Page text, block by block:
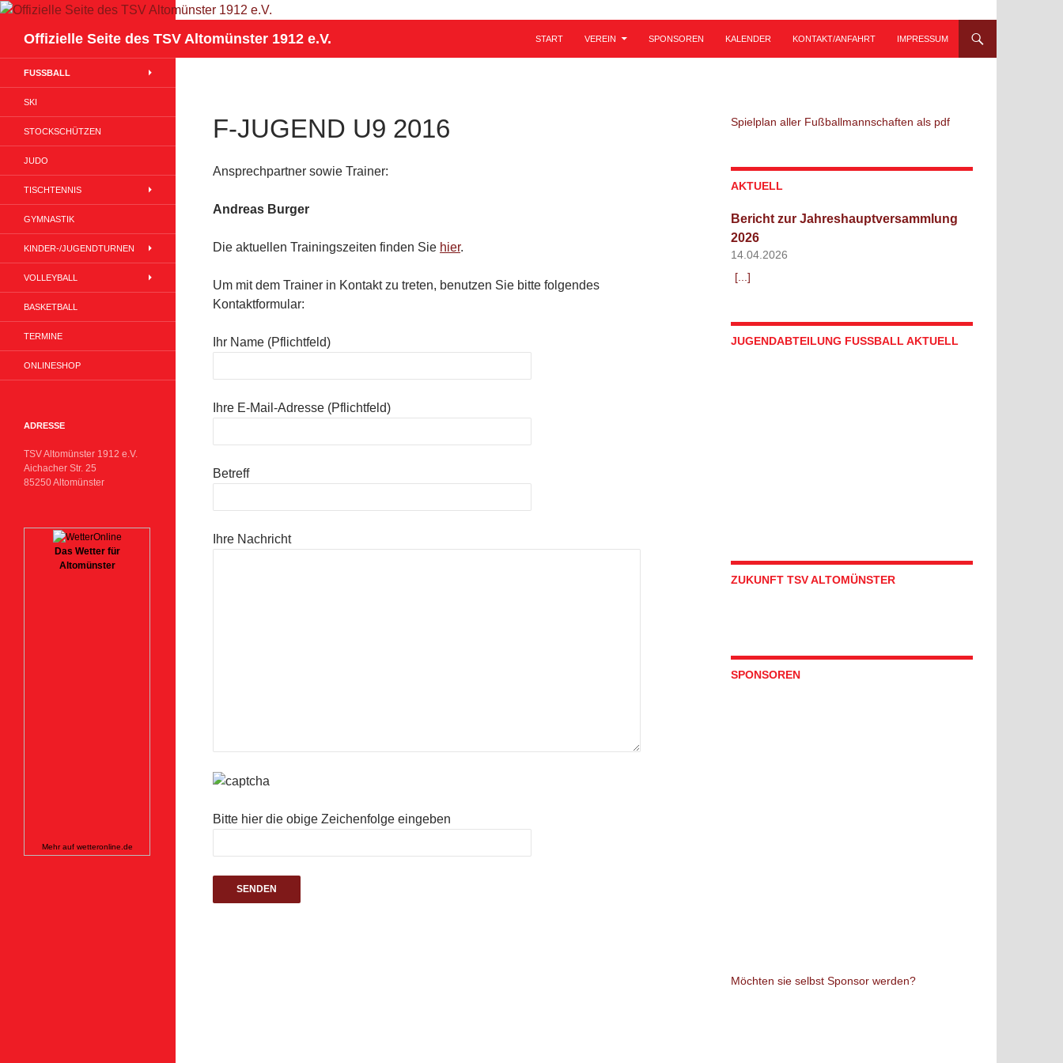
Offizielle Seite des TSV Altomünster 1912 e.V.
START
VEREIN SPONSOREN KALENDER KONTAKT/ANFAHRT IMPRESSUM
F-JUGEND U9 2016
Ansprechpartner sowie Trainer:
Andreas Burger
Die aktuellen Trainingszeiten finden Sie hier.
Um mit dem Trainer in Kontakt zu treten, benutzen Sie bitte folgendes
Kontaktformular:
Ihr Name (Pflichtfeld)
Ihre E-Mail-Adresse (Pflichtfeld)
Betreff
Ihre Nachricht
Bitte hier die obige Zeichenfolge eingeben
Spielplan aller Fußballmannschaften als pdf
AKTUELL
Bericht zur Jahreshauptversammlung
2026
14.04.2026
[...]
JUGENDABTEILUNG FUSSBALL AKTUELL
ZUKUNFT TSV ALTOMÜNSTER
SPONSOREN
Möchten sie selbst Sponsor werden?
FUSSBALL
SKI
STOCKSCHÜTZEN
JUDO
TISCHTENNIS
GYMNASTIK
KINDER-/JUGENDTURNEN
VOLLEYBALL
BASKETBALL
TERMINE
ONLINESHOP
ADRESSE
TSV Altomünster 1912 e.V.
Aichacher Str. 25
85250 Altomünster
Das Wetter für
Altomünster
Mehr auf wetteronline.de